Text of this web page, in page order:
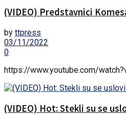
(VIDEO) Predstavnici
by ttpress
03/11/2022
0
https://www.youtube.com/
(VIDEO) Hot: Stekli su se